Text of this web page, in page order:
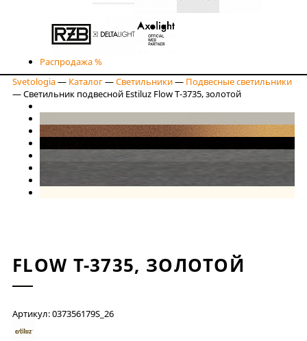
Распродажа %
Svetologia— Каталог—Светильники— Подвесные светильники
—Светильник подвесной Estiluz Flow T-3735, золотой
FLOW T-3735, ЗОЛОТОЙ
Артикул: 037356179S_26